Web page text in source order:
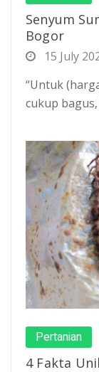
Senyum
Bogor
15 July
“Untuk
cukup
Pertanian
4 Fakta